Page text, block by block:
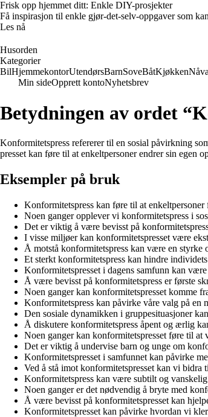
Frisk opp hjemmet ditt: Enkle DIY-prosjekter
Få inspirasjon til enkle gjør-det-selv-oppgaver som
Les nå
Husorden
Kategorier
BilHjemmekontorUtendørsBarnSoveBåtKjøkken
Min sideOpprett kontoNyhetsbrev
Betydningen av ordet
Konformitetspress refererer til en sosial påvirkning
presset kan føre til at enkeltpersoner endrer sin egen
Eksempler på bruk
Konformitetspress kan føre til at
Noen ganger opplever vi konformitetspress i
Det er viktig å være bevisst på
I visse miljøer kan konformitetspresset være
Å motstå konformitetspress kan være en styrke
Et sterkt konformitetspress kan hindre
Konformitetspresset i dagens samfunn kan
Å være bevisst på konformitetspress er første
Noen ganger kan konformitetspresset komme
Konformitetspress kan påvirke våre valg på en
Den sosiale dynamikken i gruppesituasjoner
Å diskutere konformitetspress åpent og ærlig
Noen ganger kan konformitetspresset føre til
Det er viktig å undervise barn og unge om
Konformitetspresset i samfunnet kan påvirke
Ved å stå imot konformitetspresset kan vi bidra
Konformitetspress kan være subtilt og
Noen ganger er det nødvendig å bryte med
Å være bevisst på konformitetspresset kan
Konformitetspresset kan påvirke hvordan vi